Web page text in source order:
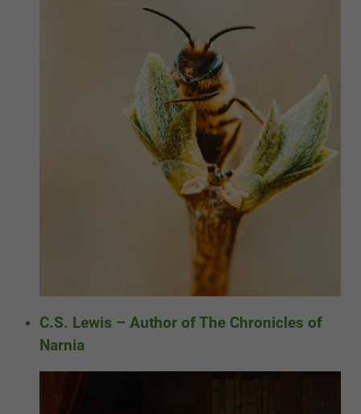
C.S. Lewis – Author of The Chronicles of
Narnia